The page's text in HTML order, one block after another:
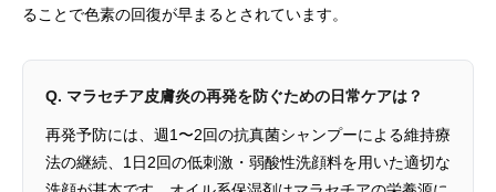
ることで色素の回復が早まるとされています。
Q. マラセチア皮膚炎の再発を防ぐための日常ケアは？
再発予防には、週1〜2回の抗真菌シャンプーによる維持療
法の継続、1日2回の低刺激・弱酸性洗顔料を用いた適切な